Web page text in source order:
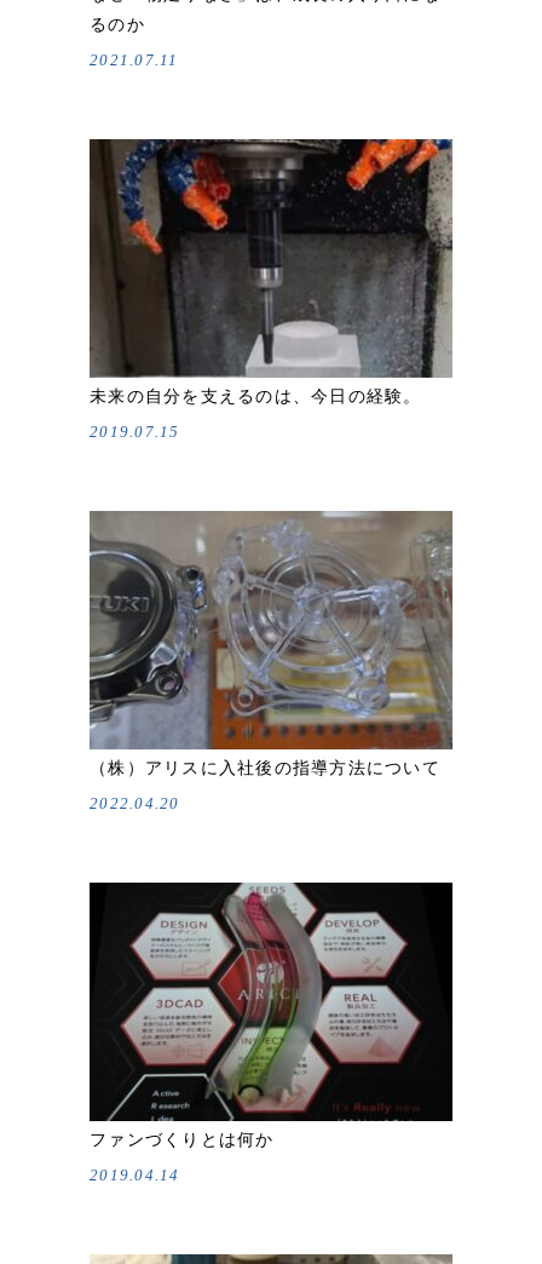
るのか
2021.07.11
未来の自分を支えるのは、今日の経験。
2019.07.15
（株）アリスに入社後の指導方法について
2022.04.20
ファンづくりとは何か
2019.04.14